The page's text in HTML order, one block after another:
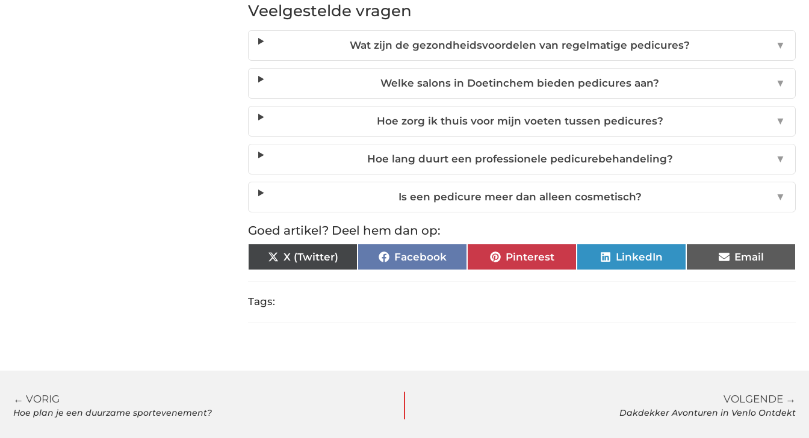
Veelgestelde vragen
Wat zijn de gezondheidsvoordelen van regelmatige pedicures? ▼
Welke salons in Doetinchem bieden pedicures aan? ▼
Hoe zorg ik thuis voor mijn voeten tussen pedicures? ▼
Hoe lang duurt een professionele pedicurebehandeling? ▼
Is een pedicure meer dan alleen cosmetisch? ▼
Goed artikel? Deel hem dan op:
X (Twitter) Facebook Pinterest LinkedIn Email
Tags:
← VORIG
Hoe plan je een duurzame sportevenement?
VOLGENDE →
Dakdekker Avonturen in Venlo Ontdekt